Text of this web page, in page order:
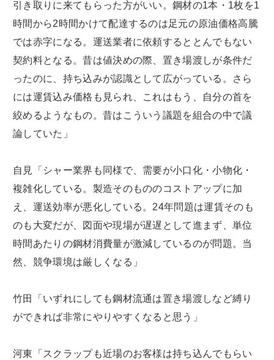
引き取りに来てもらった方がいい。鋼材の1本・1枚を1
時間から2時間かけて配達するのは足元の原油価格高騰
では赤字になる。運送業者に依頼するととんでもない
契約料となる。昔は値決めの際、置き場渡しが条件だ
ったのに、持ち込みが認識として広がっている。さら
には運賃込み価格も見られ、これはもう、自分の首を
絞めるようなもの。昔はこういう議題を組合の中で議
論していた」
自見「シャー業界も同様で、需要が小口化・小物化・
複雑化している。製造そのもののコストアップに加
え、運送効率が悪化している。24年問題は運賃そのも
のも大変だが、図面や現場が遅遅として進まず、単位
時間あたりの鋼材消費量が激減しているのが問題。当
然、競争環境は厳しくなる」
竹田「いずれにしても鋼材流通は置き場渡しなど縛り
ができれば非常にやりやすくなると思う」
河東「スクラップも近場のお客様は持ち込んでもらい